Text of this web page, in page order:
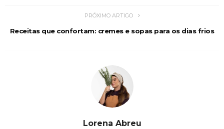
PRÓXIMO ARTIGO
Receitas que confortam: cremes e sopas para os dias frios
Lorena Abreu